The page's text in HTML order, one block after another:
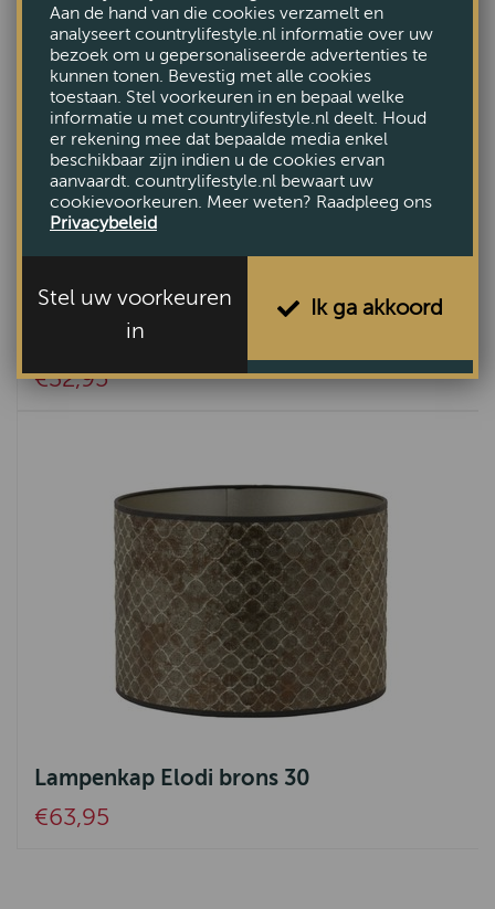
Lampenkap drum Livigno Naturel 25cm
€32,95
Lampenkap Elodi brons 30
€63,95
Aan de hand van die cookies verzamelt en
analyseert countrylifestyle.nl informatie over uw
bezoek om u gepersonaliseerde advertenties te
kunnen tonen. Bevestig met alle cookies
toestaan. Stel voorkeuren in en bepaal welke
informatie u met countrylifestyle.nl deelt. Houd
er rekening mee dat bepaalde media enkel
beschikbaar zijn indien u de cookies ervan
aanvaardt. countrylifestyle.nl bewaart uw
cookievoorkeuren. Meer weten? Raadpleeg ons
Privacybeleid
Stel uw voorkeuren
in
Ik ga akkoord